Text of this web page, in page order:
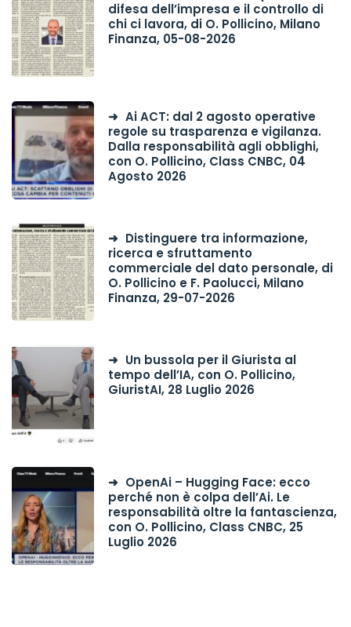
difesa dell’impresa e il controllo di
chi ci lavora, di O. Pollicino, Milano
Finanza, 05-08-2026
Ai ACT: dal 2 agosto operative
regole su trasparenza e vigilanza.
Dalla responsabilità agli obblighi,
con O. Pollicino, Class CNBC, 04
Agosto 2026
Distinguere tra informazione,
ricerca e sfruttamento
commerciale del dato personale, di
O. Pollicino e F. Paolucci, Milano
Finanza, 29-07-2026
Un bussola per il Giurista al
tempo dell’IA, con O. Pollicino,
GiuristAI, 28 Luglio 2026
OpenAi – Hugging Face: ecco
perché non è colpa dell’Ai. Le
responsabilità oltre la fantascienza,
con O. Pollicino, Class CNBC, 25
Luglio 2026